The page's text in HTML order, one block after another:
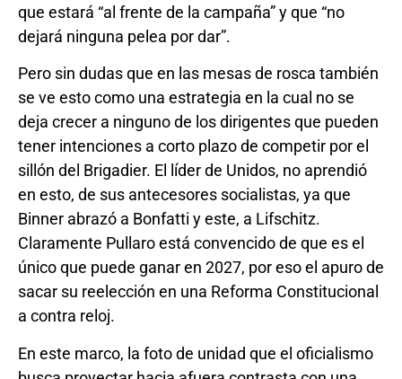
que estará “al frente de la campaña” y que “no
dejará ninguna pelea por dar”.
Pero sin dudas que en las mesas de rosca también
se ve esto como una estrategia en la cual no se
deja crecer a ninguno de los dirigentes que pueden
tener intenciones a corto plazo de competir por el
sillón del Brigadier. El líder de Unidos, no aprendió
en esto, de sus antecesores socialistas, ya que
Binner abrazó a Bonfatti y este, a Lifschitz.
Claramente Pullaro está convencido de que es el
único que puede ganar en 2027, por eso el apuro de
sacar su reelección en una Reforma Constitucional
a contra reloj.
En este marco, la foto de unidad que el oficialismo